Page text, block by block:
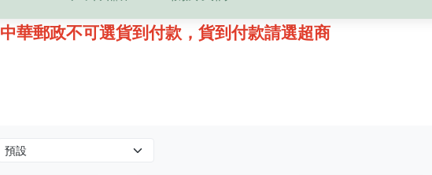
二件式防水透氣保暖外套
保暖帽
遮陽帽
35公升↓背包(一日健行)
筆電包/電腦包
旅遊防盜包
側背包/腰包/皮夾
♂登山/健行鞋
♂野跑鞋
♀登山/健行鞋
♀野跑鞋
童/戶外鞋
雪鞋
登山帳篷/雨蓋/地布
頭燈/手電筒/照明設備
冰斧/冰爪/雪鏟/配件
鉤環/繩環/繩子
營釘/營鎚/露營配
風格野營
餐
露營小秘訣
露營裝備表
常見問答
防詐騙說明
中華郵政不可選貨到付款，貨到付款請選超商